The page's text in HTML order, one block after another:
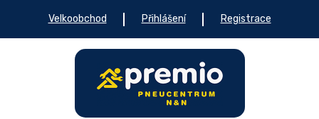
Velkoobchod Přihlášení Registrace